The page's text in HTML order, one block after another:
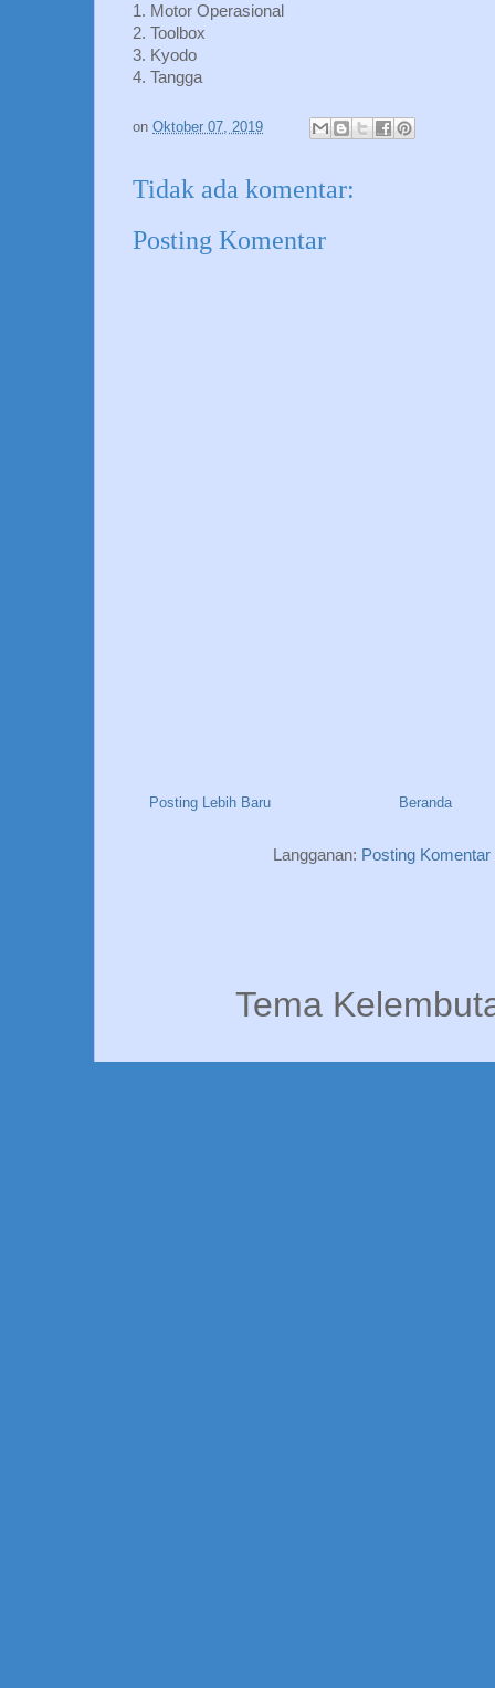
1. Motor Operasional
2. Toolbox
3. Kyodo
4. Tangga
on Oktober 07, 2019
Tidak ada komentar:
Posting Komentar
Posting Lebih Baru Beranda
Langganan: Posting
Tema